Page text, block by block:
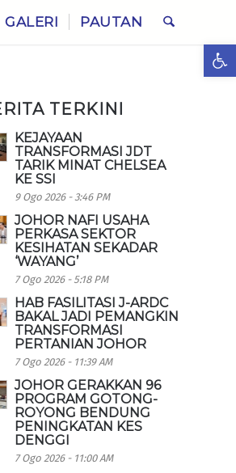
GALERI PAUTAN
TERKINI
KEJAYAAN
TRANSFORMASI JDT
TARIK MINAT CHELSEA
KE SSI
9 Ogo 2026 - 3:46 PM
JOHOR NAFI USAHA
PERKASA SEKTOR
KESIHATAN SEKADAR
‘WAYANG’
7 Ogo 2026 - 5:18 PM
HAB FASILITASI J-ARDC
BAKAL JADI PEMANGKIN
TRANSFORMASI
PERTANIAN JOHOR
7 Ogo 2026 - 11:39 AM
JOHOR GERAKKAN 96
PROGRAM GOTONG-
ROYONG BENDUNG
PENINGKATAN KES
DENGGI
7 Ogo 2026 - 11:00 AM